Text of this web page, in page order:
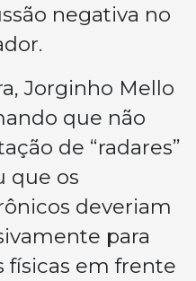
negativa no
Jorginho Mello
que não
de “radares”
que os
deveriam
para
em frente